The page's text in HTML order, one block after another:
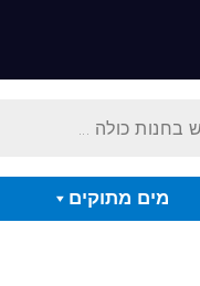
מים מתוקים